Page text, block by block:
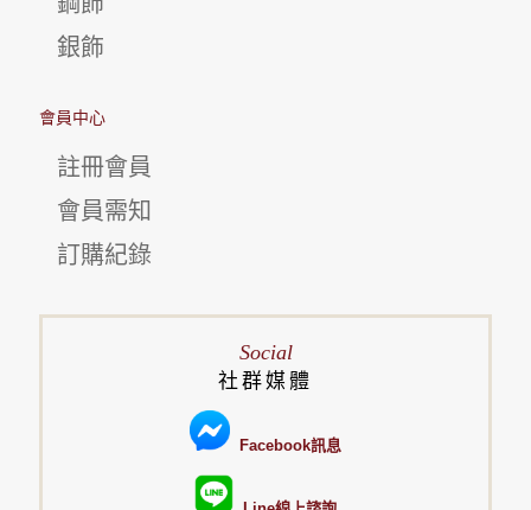
銀飾
會員中心
註冊會員
會員需知
訂購紀錄
Social
社群媒體
Facebook訊息